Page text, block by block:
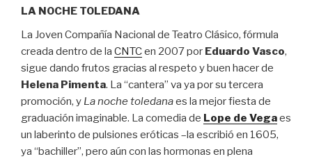
LA NOCHE TOLEDANA
La Joven Compañía Nacional de Teatro Clásico, fórmula
creada dentro de la CNTCen 2007 por Eduardo Vasco,
sigue dando frutos gracias al respeto y buen hacer de
Helena Pimenta. La “cantera” va ya por su tercera
promoción, y La noche toledanaes la mejor fiesta de
graduación imaginable. La comedia de Lope de Vegaes
un laberinto de pulsiones eróticas –la escribió en 1605,
ya “bachiller”, pero aún con las hormonas en plena